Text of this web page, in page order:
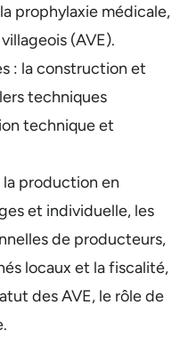
prophylaxie médicale,
(AVE).
: la construction et
techniques
technique et
la production en
et individuelle, les
de producteurs,
locaux et la fiscalité,
des AVE, le rôle de